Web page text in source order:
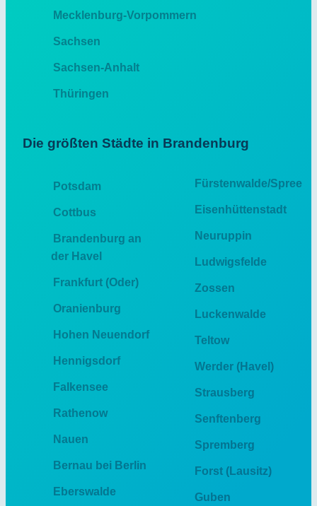
Mecklenburg-Vorpommern
Sachsen
Sachsen-Anhalt
Thüringen
Die größten Städte in Brandenburg
Potsdam
Cottbus
Brandenburg an
der Havel
Frankfurt (Oder)
Oranienburg
Hohen Neuendorf
Hennigsdorf
Falkensee
Rathenow
Nauen
Bernau bei Berlin
Eberswalde
Fürstenwalde/Spree
Eisenhüttenstadt
Neuruppin
Ludwigsfelde
Zossen
Luckenwalde
Teltow
Werder (Havel)
Strausberg
Senftenberg
Spremberg
Forst (Lausitz)
Guben